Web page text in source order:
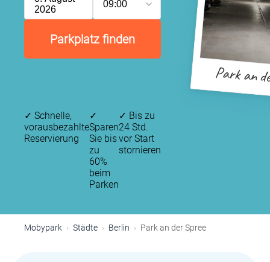
2026
09:00
Parkplatz finden
Park an
✓ Schnelle,
vorausbezahlte
Reservierung
✓
Sparen
Sie bis
zu
60%
beim
Parken
✓ Bis zu
24 Std.
vor Start
stornieren
Mobypark Städte Berlin Park an der Spree